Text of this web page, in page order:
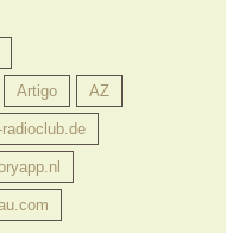
Artigo AZ
radioclub.de